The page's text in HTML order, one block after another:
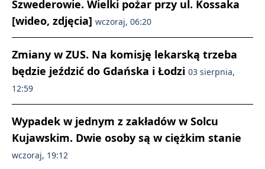
Szwederowie. Wielki pożar przy ul. Kossaka
[wideo, zdjęcia] wczoraj, 06:20
Zmiany w ZUS. Na komisję lekarską trzeba
będzie jeździć do Gdańska i Łodzi 03 sierpnia,
12:59
Wypadek w jednym z zakładów w Solcu
Kujawskim. Dwie osoby są w ciężkim stanie
wczoraj, 19:12